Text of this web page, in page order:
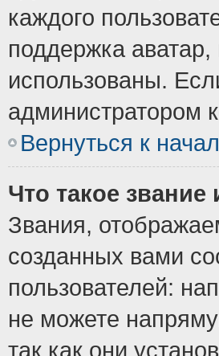
каждого
поддержка аватар,
использованы.
администратором
Вернуться к
Что такое звание
Звания,
созданных вами
пользователей:
не можете
так как они